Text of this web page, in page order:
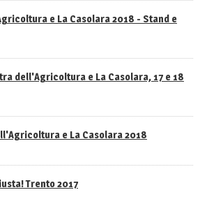
e La Casolara 2018 - Stand e
dell'Agricoltura e La Casolara, 17 e 18
e La Casolara 2018
Trento 2017